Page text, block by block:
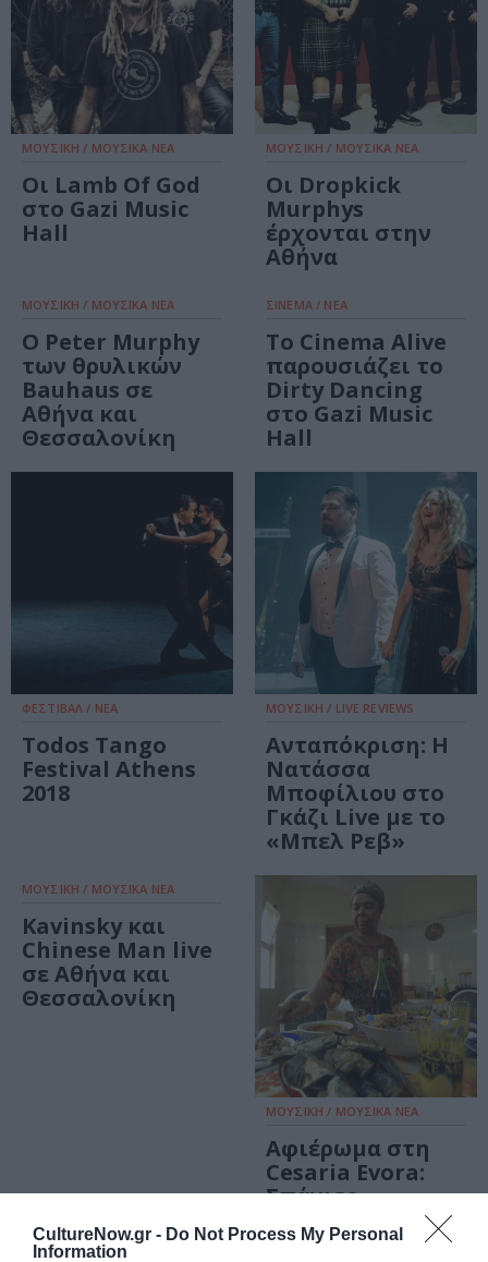
CultureNow.gr - Do Not Process My Personal
Information
ΜΟΥΣΙΚΗ / ΜΟΥΣΙΚΑ ΝΕΑ
Οι Lamb Of God
στο Gazi Music
Hall
ΜΟΥΣΙΚΗ / ΜΟΥΣΙΚΑ ΝΕΑ
Οι Dropkick
Murphys
έρχονται στην
Αθήνα
ΜΟΥΣΙΚΗ / ΜΟΥΣΙΚΑ ΝΕΑ
Ο Peter Murphy
των θρυλικών
Bauhaus σε
Αθήνα και
Θεσσαλονίκη
ΣΙΝΕΜΑ / ΝΕΑ
Το Cinema Alive
παρουσιάζει το
Dirty Dancing
στο Gazi Music
Hall
ΦΕΣΤΙΒΑΛ / ΝΕΑ
Todos Tango
Festival Athens
2018
ΜΟΥΣΙΚΗ / LIVE REVIEWS
Ανταπόκριση: Η
Νατάσσα
Μποφίλιου στο
Γκάζι Live με το
«Μπελ Ρεβ»
ΜΟΥΣΙΚΗ / ΜΟΥΣΙΚΑ ΝΕΑ
Kavinsky και
Chinese Man live
σε Αθήνα και
Θεσσαλονίκη
ΜΟΥΣΙΚΗ / ΜΟΥΣΙΚΑ ΝΕΑ
Αφιέρωμα στη
Cesaria Evora:
Σπάνιες
φωτογραφίες της
ξυπόλητης